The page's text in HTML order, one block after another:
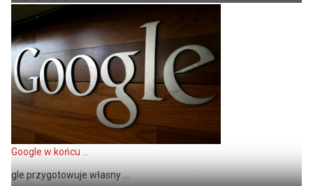
Google w końcu ...
gle przygotowuje własny ...